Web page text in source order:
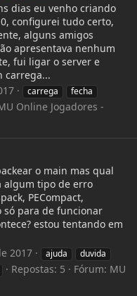
dias eu venho criando
configurei tudo certo,
alguns amigos
apresentava nenhum
fui ligar o server e
carrega...
carrega
fecha
Online Jogadores -
o main mas qual
algum tipo de erro
PECompact,
só para de funcionar
estou tentando em
2017 ajuda
duvida
Repostas: 5 Fórum: MU